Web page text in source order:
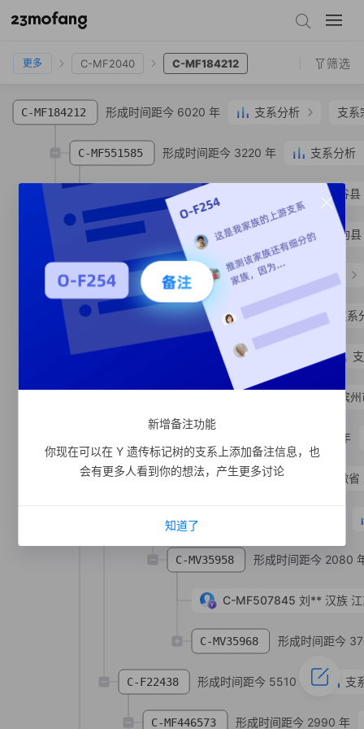
C-CTS10923
更多 C-MF2040 C-MF184212 筛选
C-MF184212 形成时间距今 6020 年 支系分析 支系
C-MF551585 形成时间距今 3220 年 支系分析
C-MF2039 形成时间距今 5890 年 支系分析
C-MF551597 陕西省 榆林市 府谷县
C-MF335165安**汉族 山东省 潍坊市 临朐县
C-MF279206 形成时间距今 5790 年 支
形成时间距今 4720 年
C-F22438 形成时间距今 5510 年 支
山东省 滨
形成时间距今 3600 年
C-MV35959
C-MF446573 形成时间距今 2990 年
C-MF915239 张** 安徽
C-MV35958 形成时间距今 2080
C-MF507845 刘** 汉族
C-MV35968 形成时间距今
新增备注功能
你现在可以在 Y 遗传标记树的支系上添加备注信息，也
会有更多人看到你的想法，产生更多讨论
知道了